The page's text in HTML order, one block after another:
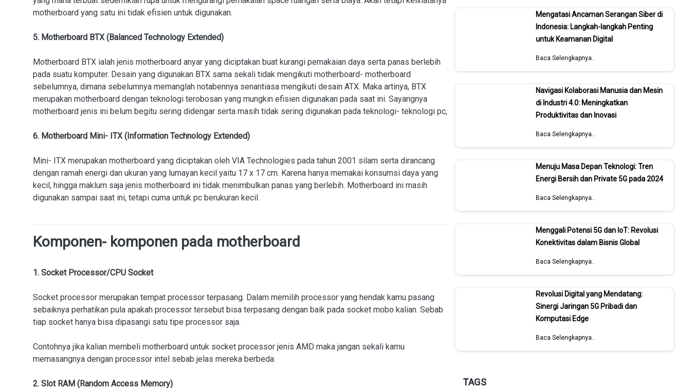
motherboard yang satu ini tidak efisien untuk digunakan.
5. Motherboard BTX (Balanced Technology Extended)
Motherboard BTX ialah jenis motherboard anyar yang diciptakan buat kurangi pemakaian daya serta panas berlebih
pada suatu komputer. Desain yang digunakan BTX sama sekali tidak mengikuti motherboard- motherboard
sebelumnya, dimana sebelumnya memanglah notabennya senantiasa mengikuti desain ATX. Maka artinya, BTX
merupakan motherboard dengan teknologi terobosan yang mungkin efisien digunakan pada saat ini. Sayangnya
motherboard jenis ini belum begitu sering didengar serta masih tidak sering digunakan pada teknologi- teknologi pc,
6. Motherboard Mini- ITX (Information Technology Extended)
Mini- ITX merupakan motherboard yang diciptakan oleh VIA Technologies pada tahun 2001 silam serta dirancang
dengan ramah energi dan ukuran yang lumayan kecil yaitu 17 x 17 cm. Karena hanya memakai konsumsi daya yang
kecil, hingga maklum saja jenis motherboard ini tidak menimbulkan panas yang berlebih. Motherboard ini masih
digunakan sampai saat ini, tetapi cuma untuk pc berukuran kecil.
Komponen- komponen pada motherboard
1. Socket Processor/CPU Socket
Socket processor merupakan tempat processor terpasang. Dalam memilih processor yang hendak kamu pasang
sebaiknya perhatikan pula apakah processor tersebut bisa terpasang dengan baik pada socket mobo kalian. Sebab
tiap socket hanya bisa dipasangi satu tipe processor saja.
Contohnya jika kalian membeli motherboard untuk socket processor jenis AMD maka jangan sekali kamu
memasangnya dengan processor intel sebab jelas mereka berbeda.
2. Slot RAM (Random Access Memory)
Mengatasi Ancaman Serangan Siber di
Indonesia: Langkah-langkah Penting
untuk Keamanan Digital
Baca Selengkapnya..
Navigasi Kolaborasi Manusia dan Mesin
di Industri 4.0: Meningkatkan
Produktivitas dan Inovasi
Baca Selengkapnya..
Menuju Masa Depan Teknologi: Tren
Energi Bersih dan Private 5G pada 2024
Baca Selengkapnya..
Menggali Potensi 5G dan IoT: Revolusi
Konektivitas dalam Bisnis Global
Baca Selengkapnya..
Revolusi Digital yang Mendatang:
Sinergi Jaringan 5G Pribadi dan
Komputasi Edge
Baca Selengkapnya..
TAGS